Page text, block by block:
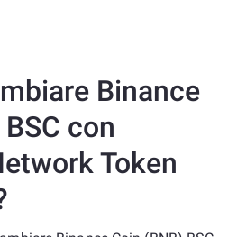
Binance
con
Token